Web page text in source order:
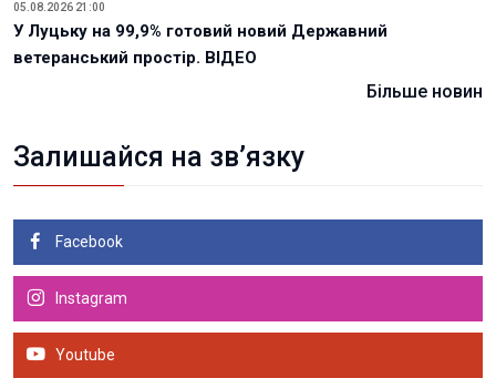
05.08.2026 21:00
У Луцьку на 99,9% готовий новий Державний
ветеранський простір. ВІДЕО
Більше новин
Залишайся на зв’язку
Facebook
Instagram
Youtube